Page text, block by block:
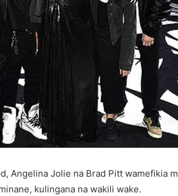
Angelina Jolie na Brad Pitt wamefikia
kulingana na wakili wake.